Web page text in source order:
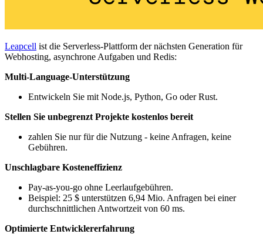
Leapcell ist die Serverless-Plattform der nächsten Generation für
Webhosting, asynchrone Aufgaben und Redis:
Multi-Language-Unterstützung
Entwickeln Sie mit Node.js, Python, Go oder Rust.
Stellen Sie unbegrenzt Projekte kostenlos bereit
zahlen Sie nur für die Nutzung - keine Anfragen, keine
Gebühren.
Unschlagbare Kosteneffizienz
Pay-as-you-go ohne Leerlaufgebühren.
Beispiel: 25 $ unterstützen 6,94 Mio. Anfragen bei einer
durchschnittlichen Antwortzeit von 60 ms.
Optimierte Entwicklererfahrung